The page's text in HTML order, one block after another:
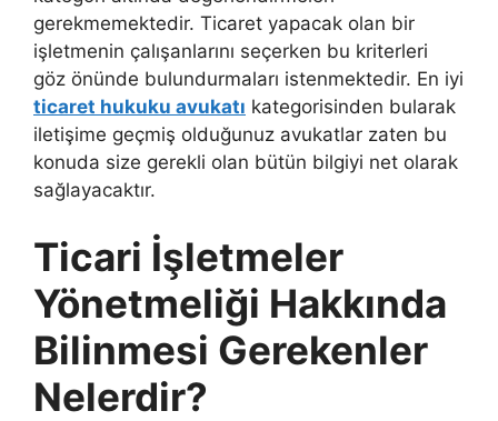
gerekmemektedir. Ticaret yapacak olan bir
işletmenin çalışanlarını seçerken bu kriterleri
göz önünde bulundurmaları istenmektedir. En iyi
ticaret hukuku avukatı kategorisinden bularak
iletişime geçmiş olduğunuz avukatlar zaten bu
konuda size gerekli olan bütün bilgiyi net olarak
sağlayacaktır.
Ticari İşletmeler
Yönetmeliği Hakkında
Bilinmesi Gerekenler
Nelerdir?